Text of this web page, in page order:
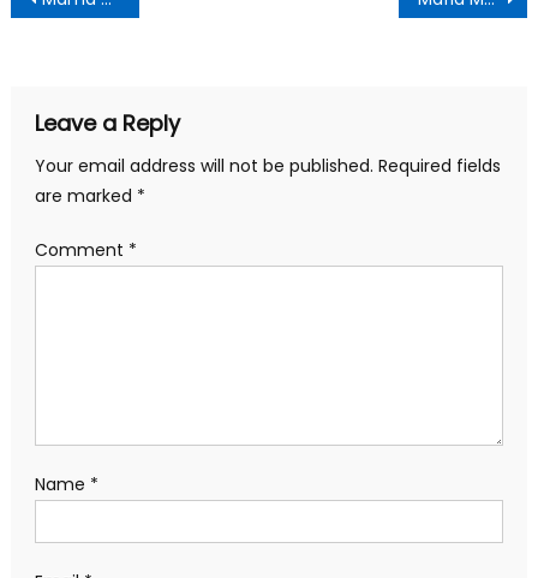
navigation
Leave a Reply
Your email address will not be published. Required fields
are marked *
Comment *
Name *